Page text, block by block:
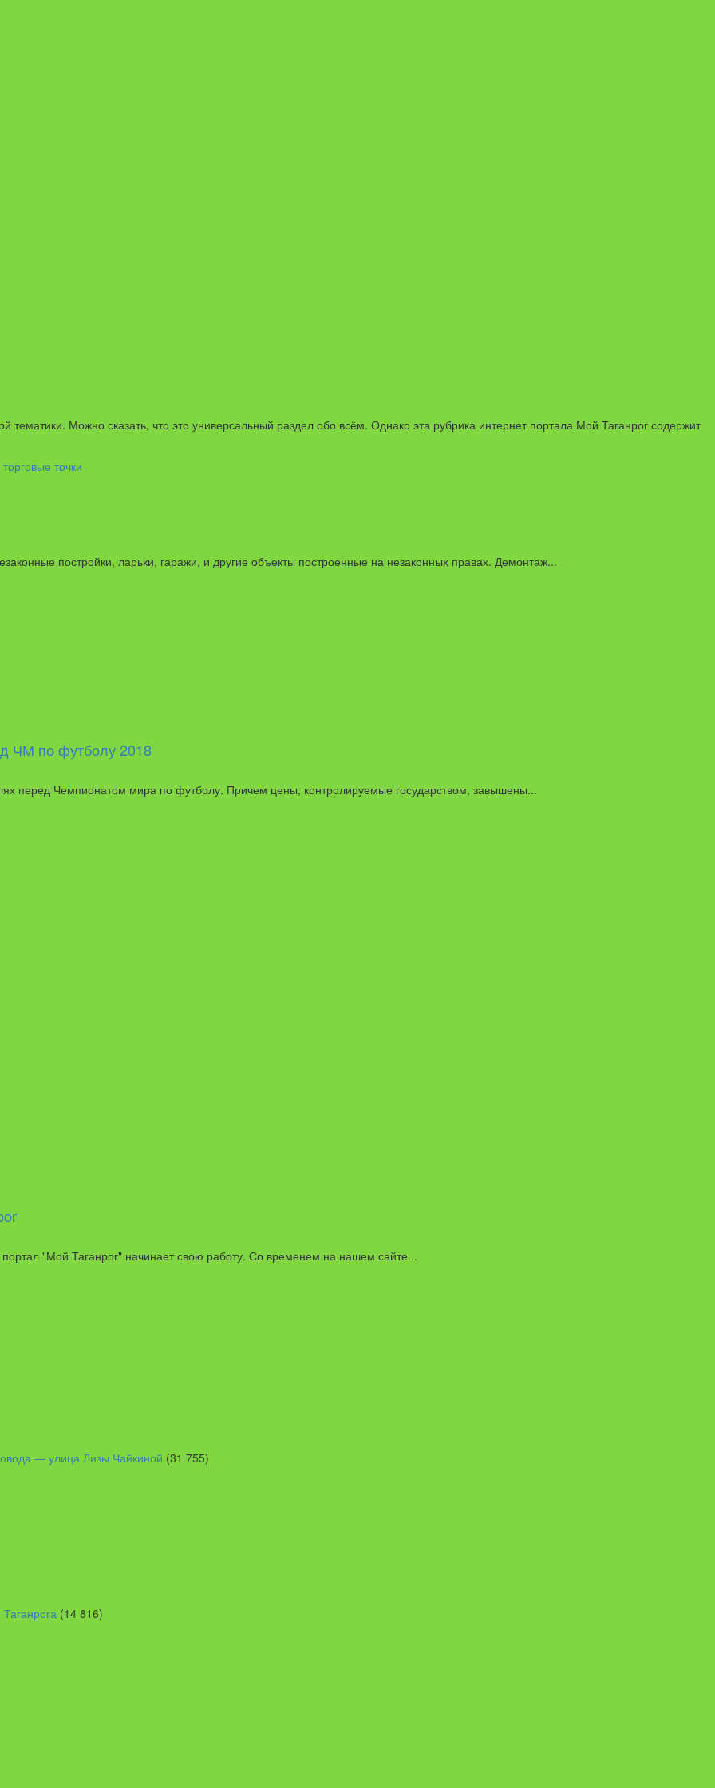
Можно сказать, что это универсальный раздел обо всём. Однако эта рубрика интернет портала Мой Таганрог содержит
постройки, ларьки, гаражи, и другие объекты построенные на незаконных правах. Демонтаж...
ЧМ по футболу 2018
перед Чемпионатом мира по футболу. Причем цены, контролируемые государством, завышены...
"Мой Таганрог" начинает свою работу. Со временем на нашем сайте...
— улица Лизы Чайкиной (31 755)
(14 816)